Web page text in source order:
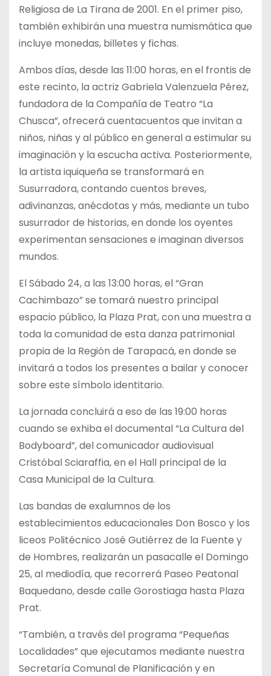
Religiosa de La Tirana de 2001. En el primer piso,
también exhibirán una muestra numismática que
incluye monedas, billetes y fichas.
Ambos días, desde las 11:00 horas, en el frontis de
este recinto, la actriz Gabriela Valenzuela Pérez,
fundadora de la Compañía de Teatro “La
Chusca”, ofrecerá cuentacuentos que invitan a
niños, niñas y al público en general a estimular su
imaginación y la escucha activa. Posteriormente,
la artista iquiqueña se transformará en
Susurradora, contando cuentos breves,
adivinanzas, anécdotas y más, mediante un tubo
susurrador de historias, en donde los oyentes
experimentan sensaciones e imaginan diversos
mundos.
El Sábado 24, a las 13:00 horas, el “Gran
Cachimbazo” se tomará nuestro principal
espacio público, la Plaza Prat, con una muestra a
toda la comunidad de esta danza patrimonial
propia de la Región de Tarapacá, en donde se
invitará a todos los presentes a bailar y conocer
sobre este símbolo identitario.
La jornada concluirá a eso de las 19:00 horas
cuando se exhiba el documental “La Cultura del
Bodyboard”, del comunicador audiovisual
Cristóbal Sciaraffia, en el Hall principal de la
Casa Municipal de la Cultura.
Las bandas de exalumnos de los
establecimientos educacionales Don Bosco y los
liceos Politécnico José Gutiérrez de la Fuente y
de Hombres, realizarán un pasacalle el Domingo
25, al mediodía, que recorrerá Paseo Peatonal
Baquedano, desde calle Gorostiaga hasta Plaza
Prat.
“También, a través del programa “Pequeñas
Localidades” que ejecutamos mediante nuestra
Secretaría Comunal de Planificación y en